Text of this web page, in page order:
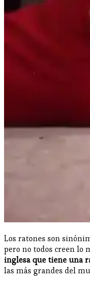
Los ratones son
pero no todos creen lo
inglesa que tiene una
las más grandes del